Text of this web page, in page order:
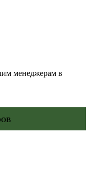
менеджерам в